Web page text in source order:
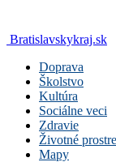
Bratislavskykraj.sk
Doprava
Školstvo
Kultúra
Sociálne veci
Zdravie
Životné
Mapy